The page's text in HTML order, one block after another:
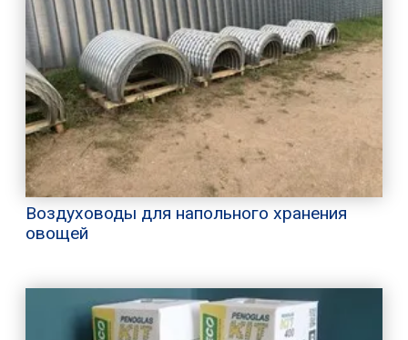
Воздуховоды для напольного хранения
овощей